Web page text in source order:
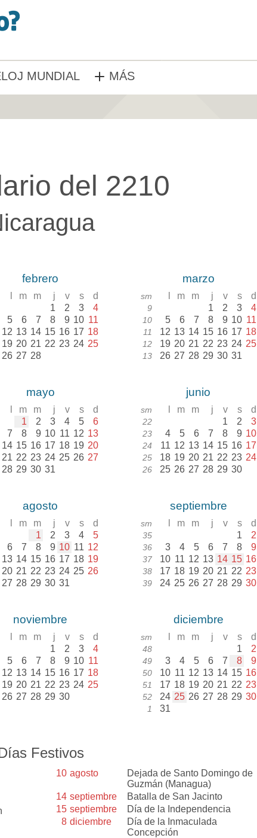
MUNDIAL MÁS
del 2210
febrero
m m j v s d
1 2 3 4
5 6 7 8 9 10 11
12 13 14 15 16 17 18
19 20 21 22 23 24 25
26 27 28
marzo
sm m m j v s d
9 1 2 3 4
10 5 6 7 8 9 10 11
11 12 13 14 15 16 17 18
12 19 20 21 22 23 24 25
13 26 27 28 29 30 31
mayo
m m j v s d
1 2 3 4 5 6
7 8 9 10 11 12 13
14 15 16 17 18 19 20
21 22 23 24 25 26 27
28 29 30 31
junio
sm m m j v s d
22 1 2 3
23 4 5 6 7 8 9 10
24 11 12 13 14 15 16 17
25 18 19 20 21 22 23 24
26 25 26 27 28 29 30
agosto
m m j v s d
1 2 3 4 5
6 7 8 9 10 11 12
13 14 15 16 17 18 19
20 21 22 23 24 25 26
27 28 29 30 31
septiembre
sm m m j v s d
35 1 2
36 3 4 5 6 7 8 9
37 10 11 12 13 14 15 16
38 17 18 19 20 21 22 23
39 24 25 26 27 28 29 30
noviembre
m m j v s d
1 2 3 4
5 6 7 8 9 10 11
12 13 14 15 16 17 18
19 20 21 22 23 24 25
26 27 28 29 30
diciembre
sm m m j v s d
48 1 2
49 3 4 5 6 7 8 9
50 10 11 12 13 14 15 16
51 17 18 19 20 21 22 23
52 24 25 26 27 28 29 30
1 31
Festivos
10 agosto
Dejada de Santo Domingo de
Guzmán (Managua)
14 septiembre
Batalla de San Jacinto
15 septiembre
Día de la Independencia
8 diciembre
Día de la Inmaculada
Concepción